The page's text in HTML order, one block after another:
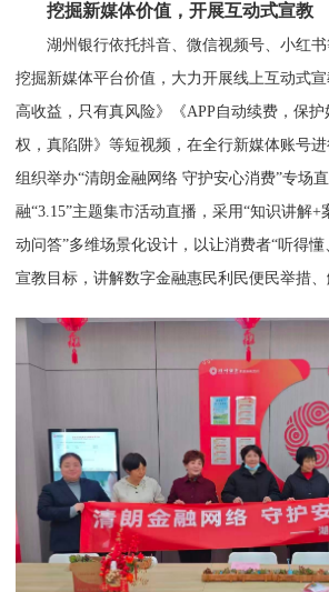
挖掘新媒体价值，开展互动式宣教
湖州银行依托抖音、微信视频号、小红书
挖掘新媒体平台价值，大力开展线上互动式
高收益，只有真风险》《APP自动续费，保
权，真陷阱》等短视频，在全行新媒体账号进
组织举办“清朗金融网络 守护安心消费”专场
融“3.15”主题集市活动直播，采用“知识讲解
动问答”多维场景化设计，以让消费者“听得
宣教目标，讲解数字金融惠民利民便民举措、